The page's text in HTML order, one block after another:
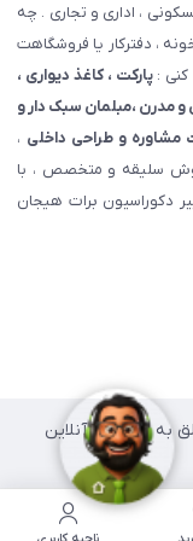
، اداری و تجاری . چه
، دفترکار یا فروشگاهت
کنی :پارکت ، کاغذ دیواری ،
مدرن ،مبلمان سبک دار و
مشاوره و طراحی داخلی ،
سلیقه و متخصص ، با
دکوراسیون برات هیجان
فروشگاه آنلاین